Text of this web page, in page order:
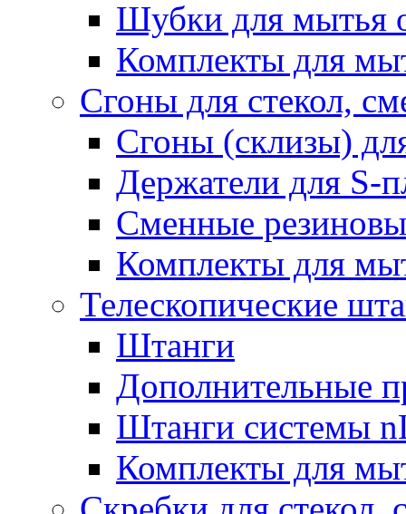
Шубки для мытья
Комплекты для
Сгоны для стекол,
Сгоны (склизы)
Держатели для S-
Сменные
Комплекты для
Телескопические
Штанги
Дополнительные
Штанги системы
Комплекты для